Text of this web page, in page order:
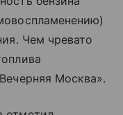
Чем чревато
Москва».